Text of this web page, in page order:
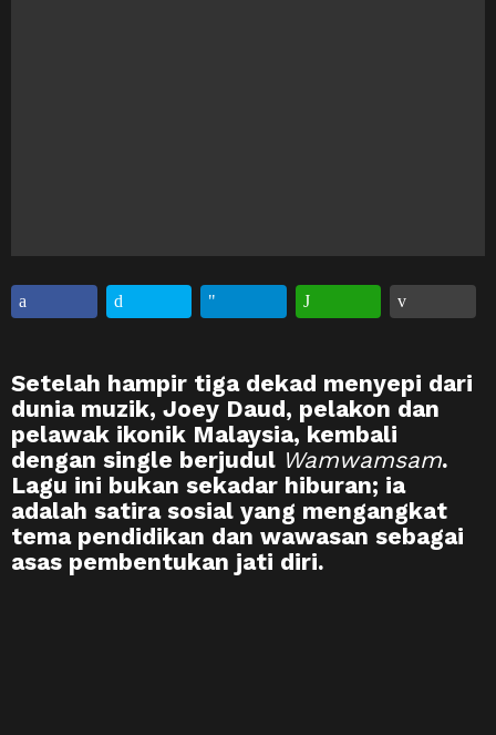
Setelah hampir tiga dekad menyepi dari
dunia muzik, Joey Daud, pelakon dan
pelawak ikonik Malaysia, kembali
dengan single berjudul Wamwamsam.
Lagu ini bukan sekadar hiburan; ia
adalah satira sosial yang mengangkat
tema pendidikan dan wawasan sebagai
asas pembentukan jati diri.